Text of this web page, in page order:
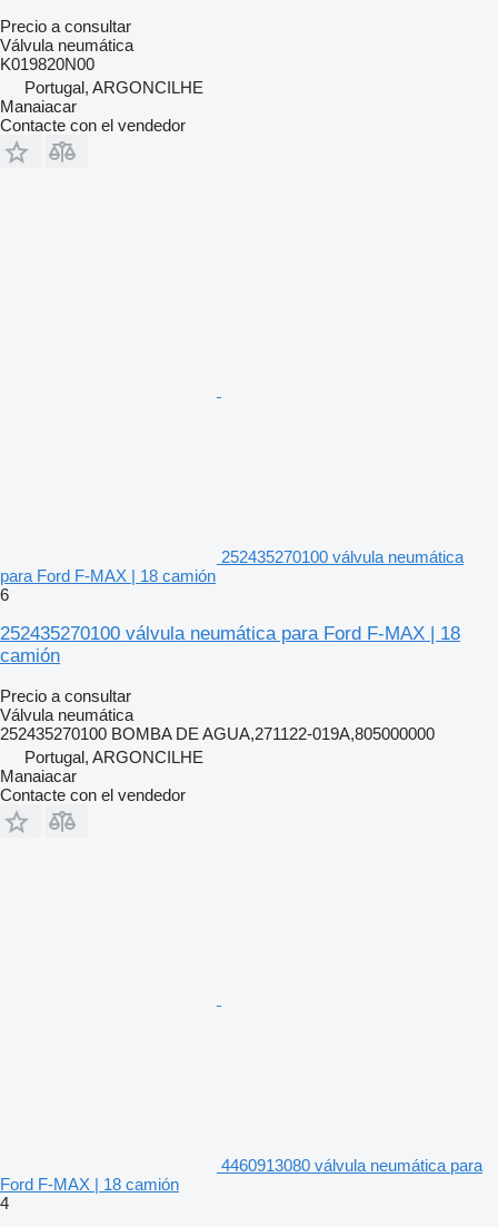
Precio a consultar
Válvula neumática
K019820N00
Portugal, ARGONCILHE
Manaiacar
Contacte con el vendedor
252435270100 válvula neumática
para Ford F-MAX | 18 camión
6
252435270100 válvula neumática para Ford F-MAX | 18
camión
Precio a consultar
Válvula neumática
252435270100 BOMBA DE AGUA,271122-019A,805000000
Portugal, ARGONCILHE
Manaiacar
Contacte con el vendedor
4460913080 válvula neumática para
Ford F-MAX | 18 camión
4